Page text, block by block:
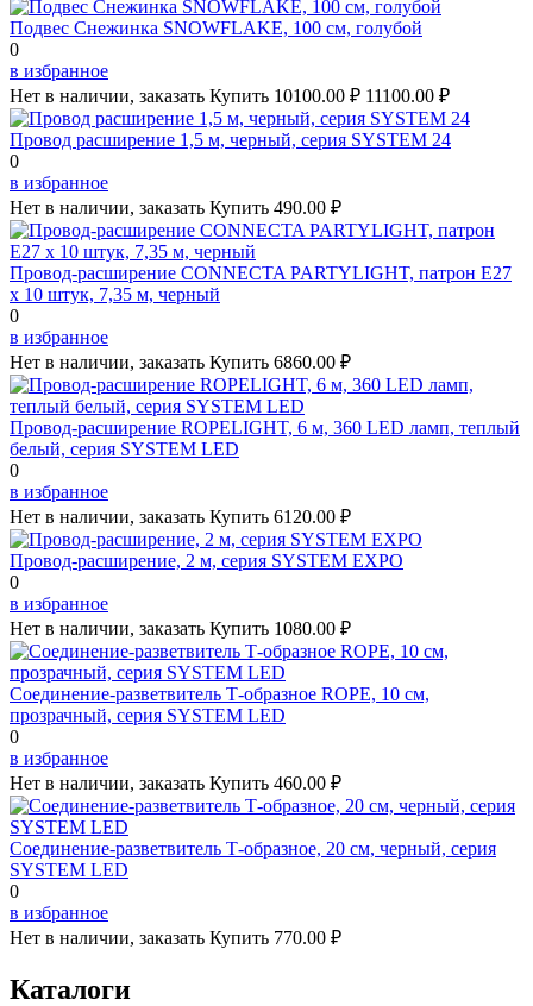
Подвес Снежинка SNOWFLAKE, 100 см, голубой
0
в избранное
Нет в наличии, заказать Купить 10100.00 ₽ 11100.00 ₽
Провод расширение 1,5 м, черный, серия SYSTEM 24
0
в избранное
Нет в наличии, заказать Купить 490.00 ₽
Провод-расширение CONNECTA PARTYLIGHT, патрон Е27
х 10 штук, 7,35 м, черный
0
в избранное
Нет в наличии, заказать Купить 6860.00 ₽
Провод-расширение ROPELIGHT, 6 м, 360 LED ламп, теплый
белый, серия SYSTEM LED
0
в избранное
Нет в наличии, заказать Купить 6120.00 ₽
Провод-расширение, 2 м, серия SYSTEM EXPO
0
в избранное
Нет в наличии, заказать Купить 1080.00 ₽
Соединение-разветвитель Т-образное ROPE, 10 см,
прозрачный, серия SYSTEM LED
0
в избранное
Нет в наличии, заказать Купить 460.00 ₽
Соединение-разветвитель Т-образное, 20 см, черный, серия
SYSTEM LED
0
в избранное
Нет в наличии, заказать Купить 770.00 ₽
Каталоги